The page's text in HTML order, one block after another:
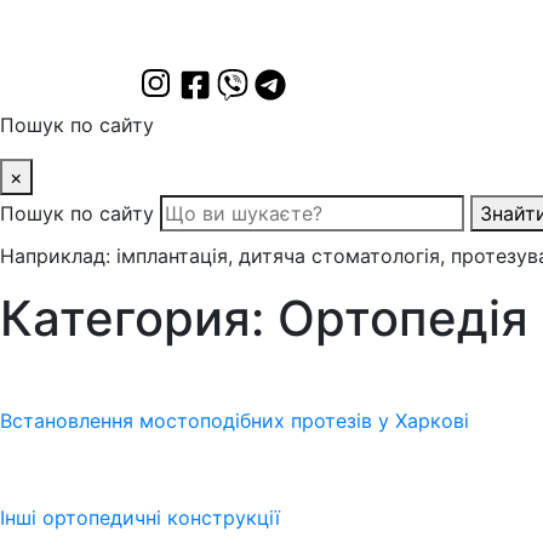
Пошук по сайту
×
Пошук по сайту
Наприклад: імплантація, дитяча стоматологія,
Категория: Ортопедія
Встановлення мостоподібних протезів у Харкові
Інші ортопедичні конструкції